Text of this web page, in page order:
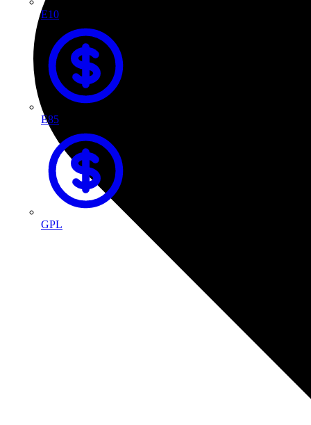
E10
E85
GPL